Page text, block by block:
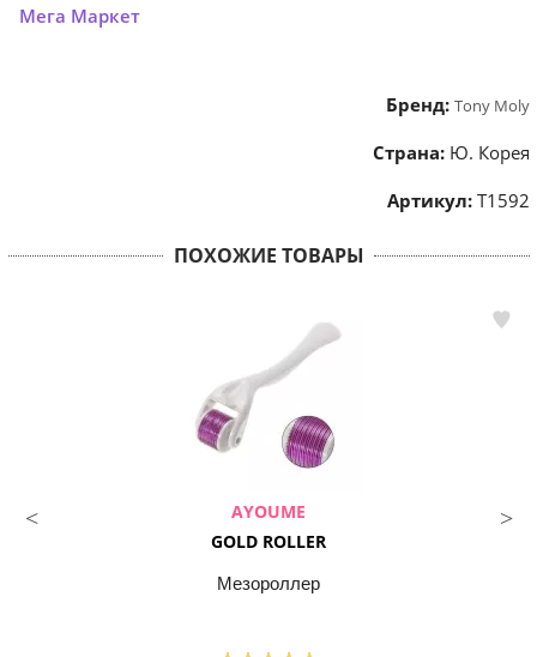
Мега Маркет
Бренд: Tony Moly
Страна: Ю. Корея
Артикул: Т1592
ПОХОЖИЕ ТОВАРЫ
AYOUME
GOLD ROLLER
Мезороллер